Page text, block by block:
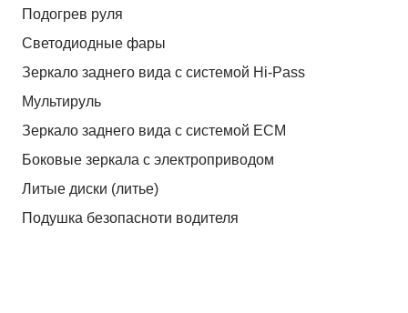
Подогрев руля
Светодиодные фары
Зеркало заднего вида с системой Hi-Pass
Мультируль
Зеркало заднего вида с системой ЕСМ
Боковые зеркала с электроприводом
Литые диски (литье)
Подушка безопасноти водителя